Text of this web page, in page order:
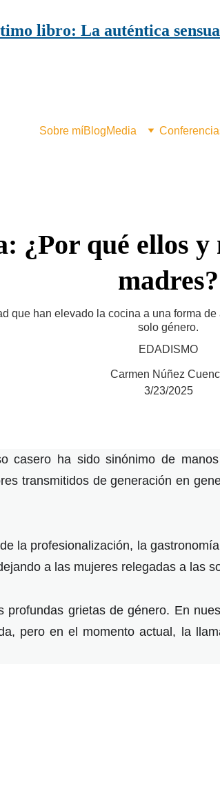
libro: La auténtica
Sobre míBlogMedia
¿Por qué ellos y
madres?
que han elevado la cocina a una forma
solo género.
EDADISMO
Carmen Núñez
3/23/2025
casero ha sido sinónimo de
transmitidos de generación en
la profesionalización, la
a las mujeres relegadas a las
profundas grietas de género. En
pero en el momento actual, la